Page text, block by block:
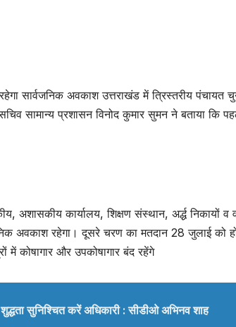
सार्वजनिक अवकाश उत्तराखंड में त्रिस्तरीय
सामान्य प्रशासन विनोद कुमार सुमन ने बताया कि
कार्यालय, शिक्षण संस्थान, अर्द्ध निकायों व
अवकाश रहेगा। दूसरे चरण का मतदान 28 जुलाई को
में कोषागार और उपकोषागार बंद रहेंगे
सुनिश्चित करें अधिकारी : सीडीओ अभिनव शाह